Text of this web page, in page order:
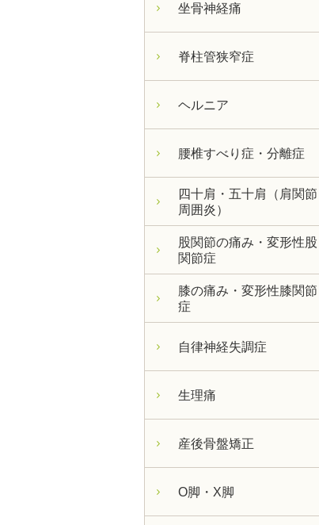
坐骨神経痛
脊柱管狭窄症
ヘルニア
腰椎すべり症・分離症
四十肩・五十肩（肩関節
周囲炎）
股関節の痛み・変形性股
関節症
膝の痛み・変形性膝関節
症
自律神経失調症
生理痛
産後骨盤矯正
O脚・X脚